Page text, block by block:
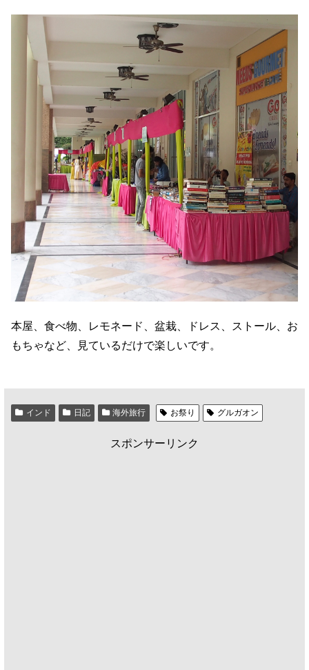
本屋、食べ物、レモネード、盆栽、ドレス、ストール、お
もちゃなど、見ているだけで楽しいです。
インド 日記 海外旅行 お祭り グルガオン
スポンサーリンク